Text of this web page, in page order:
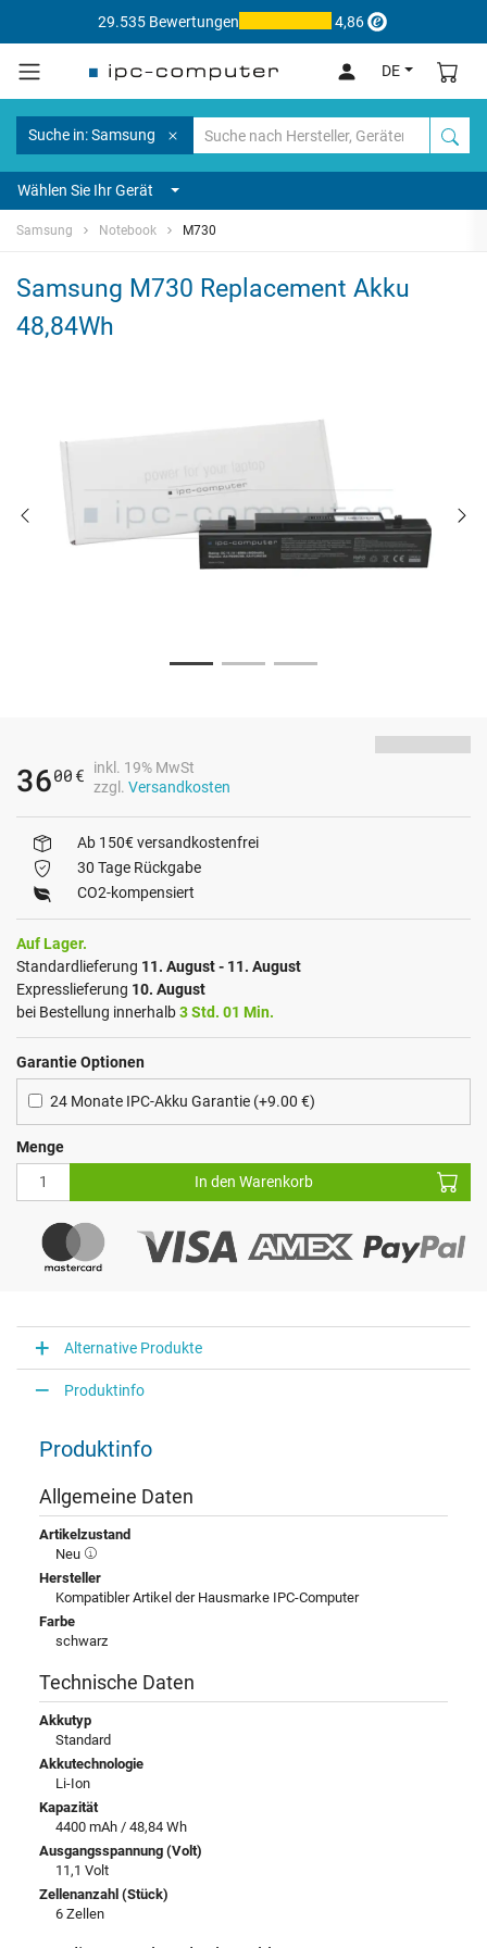
29.535 Bewertungen 4,86
DE
Suche in: Samsung
Wählen Sie Ihr Gerät
Samsung Notebook M730
Samsung M730 Replacement Akku
48,84Wh
3600 €
inkl. 19% MwSt
zzgl. Versandkosten
Ab 150€ versandkostenfrei
30 Tage Rückgabe
CO2-kompensiert
Auf Lager.
Standardlieferung 11. August - 11. August
Expresslieferung 10. August
bei Bestellung innerhalb3 Std. 01 Min.
Garantie Optionen
24 Monate IPC-Akku Garantie (+9.00 €)
Menge
In den Warenkorb
Alternative Produkte
Produktinfo
Produktinfo
Allgemeine Daten
Artikelzustand
Neu
Hersteller
Kompatibler Artikel der Hausmarke IPC-Computer
Farbe
schwarz
Technische Daten
Akkutyp
Standard
Akkutechnologie
Li-Ion
Kapazität
4400 mAh / 48,84 Wh
Ausgangsspannung (Volt)
11,1 Volt
Zellenanzahl (Stück)
6 Zellen